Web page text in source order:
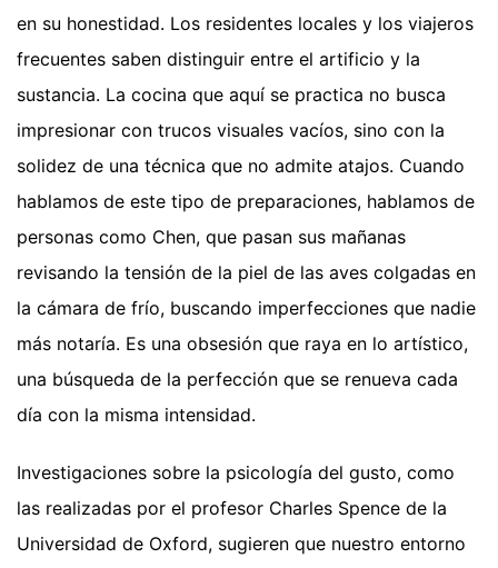
en su honestidad. Los residentes locales y los viajeros
frecuentes saben distinguir entre el artificio y la
sustancia. La cocina que aquí se practica no busca
impresionar con trucos visuales vacíos, sino con la
solidez de una técnica que no admite atajos. Cuando
hablamos de este tipo de preparaciones, hablamos de
personas como Chen, que pasan sus mañanas
revisando la tensión de la piel de las aves colgadas en
la cámara de frío, buscando imperfecciones que nadie
más notaría. Es una obsesión que raya en lo artístico,
una búsqueda de la perfección que se renueva cada
día con la misma intensidad.
Investigaciones sobre la psicología del gusto, como
las realizadas por el profesor Charles Spence de la
Universidad de Oxford, sugieren que nuestro entorno